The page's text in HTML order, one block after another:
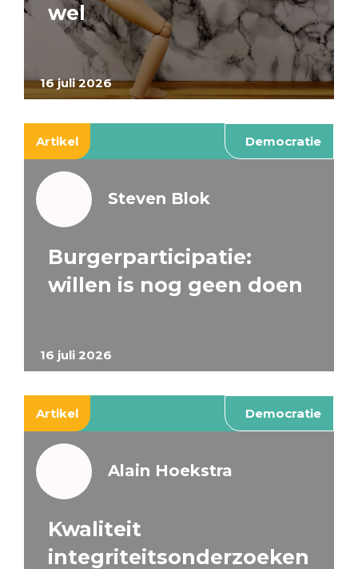
16 juli 2026
wel
Artikel Democratie
16 juli 2026
Steven Blok
Burgerparticipatie:
willen is nog geen doen
Artikel Democratie
Alain Hoekstra
Kwaliteit
integriteitsonderzoeken